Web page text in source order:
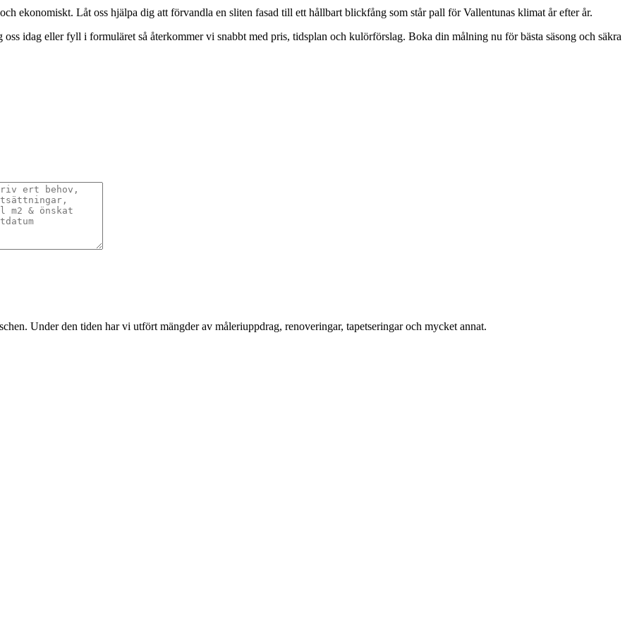
ekonomiskt. Låt oss hjälpa dig att förvandla en sliten fasad till ett hållbart blickfång som står pall för Vallentunas klimat år efter år.
idag eller fyll i formuläret så återkommer vi snabbt med pris, tidsplan och kulörförslag. Boka din målning nu för bästa säsong och säkra
Under den tiden har vi utfört mängder av måleriuppdrag, renoveringar, tapetseringar och mycket annat.